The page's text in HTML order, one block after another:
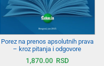
Porez na prenos apsolutnih prava
– kroz pitanja i odgovore
1,870.00 RSD